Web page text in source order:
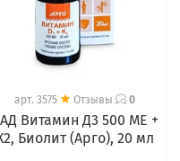
арт. 3575 Отзывы 0
Витамин Д3 500 МЕ +
Биолит (Арго), 20 мл